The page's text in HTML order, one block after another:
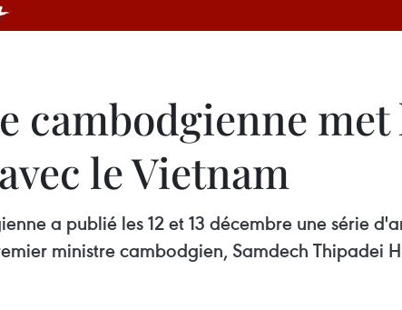
cambodgienne
le Vietnam
a publié les 12 et 13 décembre une série
ministre cambodgien, Samdech Thipadei